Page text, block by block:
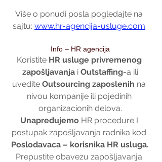
Više o ponudi posla pogledajte na
sajtu: www.hr-agencija-usluge.com
Info – HR agencija
Koristite HR usluge privremenog
zapošljavanja i Outstaffing-a ili
uvedite Outsourcing zaposlenih na
nivou kompanije ili pojedinih
organizacionih delova.
Unapređujemo HR procedure I
postupak zapošljavanja radnika kod
Poslodavaca – korisnika HR usluga.
Prepustite obavezu zapošljavanja